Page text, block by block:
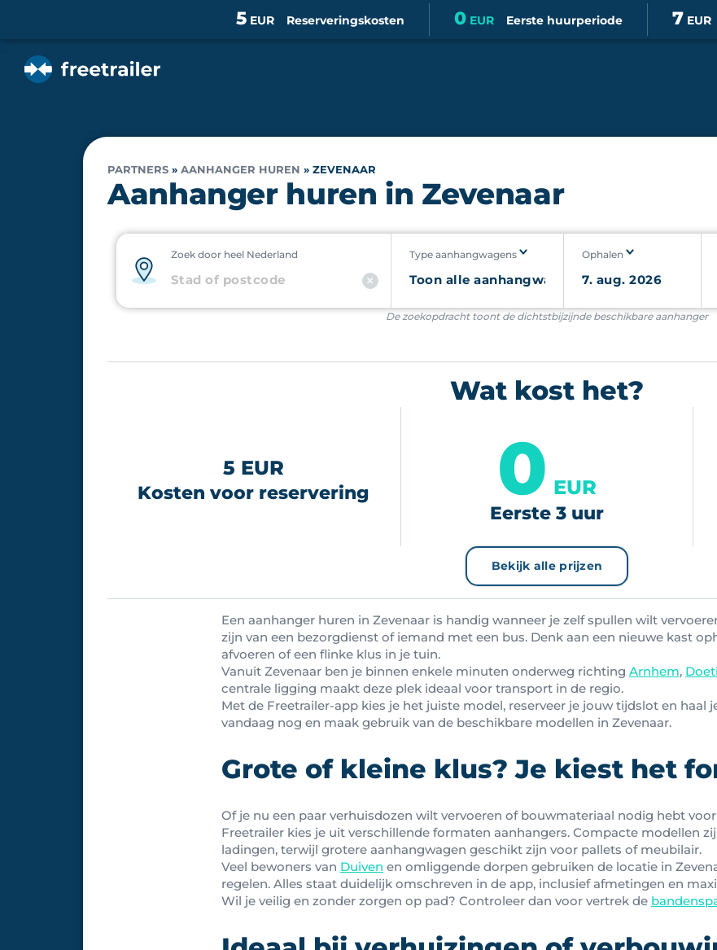
Reserveringskosten
5 EUR Eerste huurperiode
0 EUR 7 EUR
PARTNERS » AANHANGER HUREN » ZEVENAAR
Aanhanger huren in Zevenaar
Zoek door heel Nederland Type aanhangwagens Ophalen
De zoekopdracht toont de dichtstbijzijnde beschikbare aanhanger
Wat kost het?
5 EUR
Kosten voor reservering 0 EUR
Eerste 3 uur
Bekijk alle prijzen
Een aanhanger huren in Zevenaar is handig wanneer je zelf spullen wilt
zijn van een bezorgdienst of iemand met een bus. Denk aan een nieuwe kast
afvoeren of een flinke klus in je tuin.
Vanuit Zevenaar ben je binnen enkele minuten onderweg richting Arnhem,
centrale ligging maakt deze plek ideaal voor transport in de regio.
Met de Freetrailer-app kies je het juiste model, reserveer je jouw tijdslot en haal
vandaag nog en maak gebruik van de beschikbare modellen in Zevenaar.
Grote of kleine klus? Je kiest het
Of je nu een paar verhuisdozen wilt vervoeren of bouwmateriaal nodig hebt
Freetrailer kies je uit verschillende formaten aanhangers. Compacte modellen
ladingen, terwijl grotere aanhangwagen geschikt zijn voor pallets of meubilair.
Veel bewoners van Duiven en omliggende dorpen gebruiken de locatie in
regelen. Alles staat duidelijk omschreven in de app, inclusief afmetingen en
Wil je veilig en zonder zorgen op pad? Controleer dan voor vertrek de